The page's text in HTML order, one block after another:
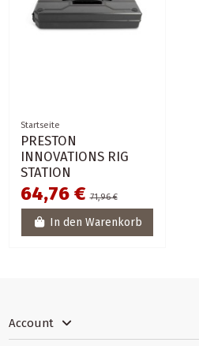
Startseite
PRESTON
INNOVATIONS RIG
STATION
64,76 €71,96 €
In den Warenkorb
Account